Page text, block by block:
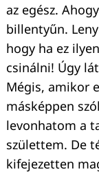
az egész.
billentyűn.
hogy ha ez
csinálni! Úgy
Mégis, amikor
másképpen
levonhatom a
születtem. De
kifejezetten